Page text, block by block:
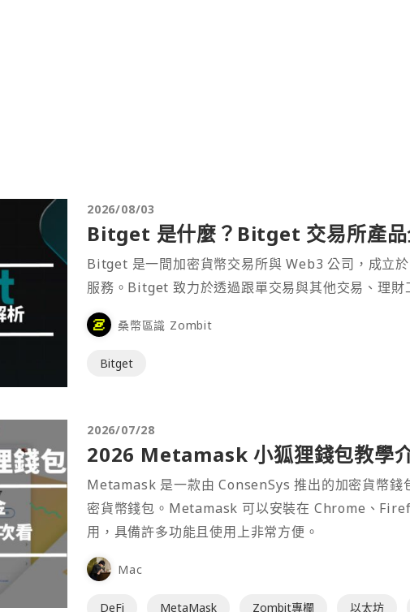
2026/08/03
Bitget 是什麼？Bitget 交易所產品
Bitget 是一間加密貨幣交易所與 Web3 公司，成立
服務。Bitget 致力於透過跟單交易與其他交易、理財
桑幣區識 Zombit
Bitget
2026/07/28
2026 Metamask 小狐狸錢包教學
Metamask 是一款由 ConsenSys 推出的加密貨幣錢
密貨幣錢包。Metamask 可以安裝在 Chrome、
用，具備許多功能且使用上非常方便。
Mac
DeFi MetaMask Zombit專欄 以太坊